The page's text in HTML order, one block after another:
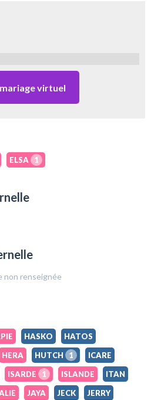
virtuel
ELSA 1
non renseignée
HASKO
HATOS
HERA HUTCH 1
ICARE
ISARDE 1 ISLANDE
ITAN
JAYA JECK
JERRY